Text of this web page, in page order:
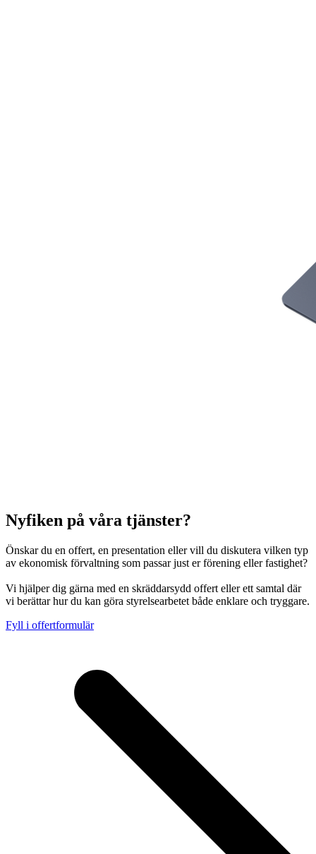
Nyfiken på våra tjänster?
Önskar du en offert, en presentation eller vill du diskutera vilken typ
av ekonomisk förvaltning som passar just er förening eller fastighet?
Vi hjälper dig gärna med en skräddarsydd offert eller ett samtal där
vi berättar hur du kan göra styrelsearbetet både enklare och tryggare.
Fyll i offertformulär